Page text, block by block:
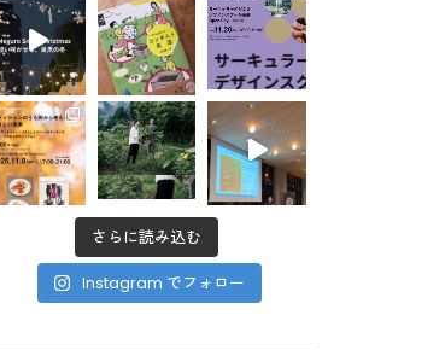
さらに読み込む
Instagram でフォロー